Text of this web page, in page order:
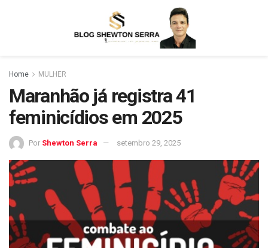
Home MULHER
Maranhão já registra 41
feminicídios em 2025
Por Shewton Serra setembro 29, 2025